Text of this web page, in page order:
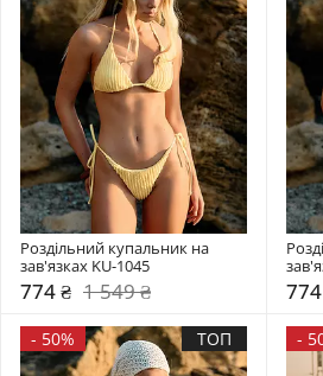
Роздільний купальник на
зав'язках KU-1045
774 ₴ 1 549 ₴
- 50% ТОП -